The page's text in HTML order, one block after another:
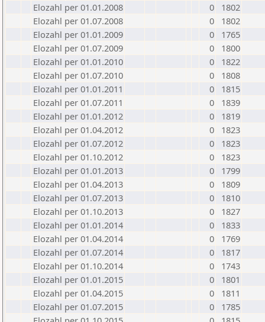
Elozahl per 01.01.2008
0
1802
Elozahl per 01.07.2008
0
1802
Elozahl per 01.01.2009
0
1765
Elozahl per 01.07.2009
0
1800
Elozahl per 01.01.2010
0
1822
Elozahl per 01.07.2010
0
1808
Elozahl per 01.01.2011
0
1815
Elozahl per 01.07.2011
0
1839
Elozahl per 01.01.2012
0
1819
Elozahl per 01.04.2012
0
1823
Elozahl per 01.07.2012
0
1823
Elozahl per 01.10.2012
0
1823
Elozahl per 01.01.2013
0
1799
Elozahl per 01.04.2013
0
1809
Elozahl per 01.07.2013
0
1810
Elozahl per 01.10.2013
0
1827
Elozahl per 01.01.2014
0
1833
Elozahl per 01.04.2014
0
1769
Elozahl per 01.07.2014
0
1817
Elozahl per 01.10.2014
0
1743
Elozahl per 01.01.2015
0
1801
Elozahl per 01.04.2015
0
1811
Elozahl per 01.07.2015
0
1785